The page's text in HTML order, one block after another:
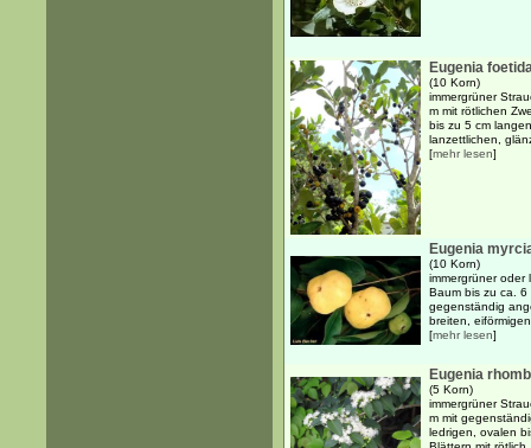
Eugenia
(10 Korn)
immergrüner
m mit rötlichen
bis zu 5 cm
lanzettlichen,
[mehr lesen]
Eugenia
(10 Korn)
immergrüner oder
Baum bis zu ca.
gegenständig
breiten,
[mehr lesen]
Eugenia
(5 Korn)
immergrüner
m mit
ledrigen, ovalen